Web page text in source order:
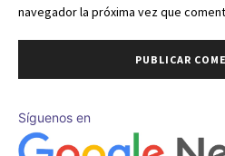
navegador la próxima vez que
Síguenos en